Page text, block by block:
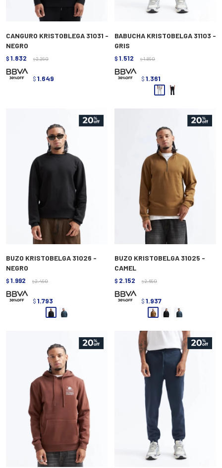
CANGURO KRISTOBLEGA 31031 -
NEGRO
$ 1.832 $ 2.290
$ 1.649
BABUCHA KRISTOBELGA 31103 -
GRIS
$ 1.512 $ 1.890
$ 1.361
BUZO KRISTOBELGA 31026 -
NEGRO
$ 1.992 $ 2.490
$ 1.793
BUZO KRISTOBELGA 31025 -
CAMEL
$ 2.152 $ 2.690
$ 1.937